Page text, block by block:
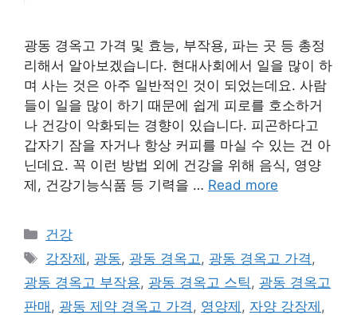
광동 경옥고 가격 및 효능, 부작용, 파는 곳 등 총정
리해서 알아보겠습니다. 현대사회에서 일을 많이 하
며 사는 것은 아주 일반적인 것이 되었는데요. 사람
들이 일을 많이 하기 때문에 쉽게 피로를 호소하거
나 건강이 악화되는 경향이 있습니다. 피곤하다고
갑자기 잠을 자거나 항상 커피를 마실 수 있는 건 아
닌데요. 꼭 이런 방법 외에 건강을 위해 음식, 영양
제, 건강기능식품 등 기력을 … Read more
카
테
고
리
건강
태
그
강장제 , 광동, 광동 경옥고 , 광동 경옥고 가격 ,
광동 경옥고 부작용, 광동 경옥고 스틱 , 광동 경옥고
판매 , 광동 제약 경옥고 가격 , 영양제 , 자양 강장제 ,